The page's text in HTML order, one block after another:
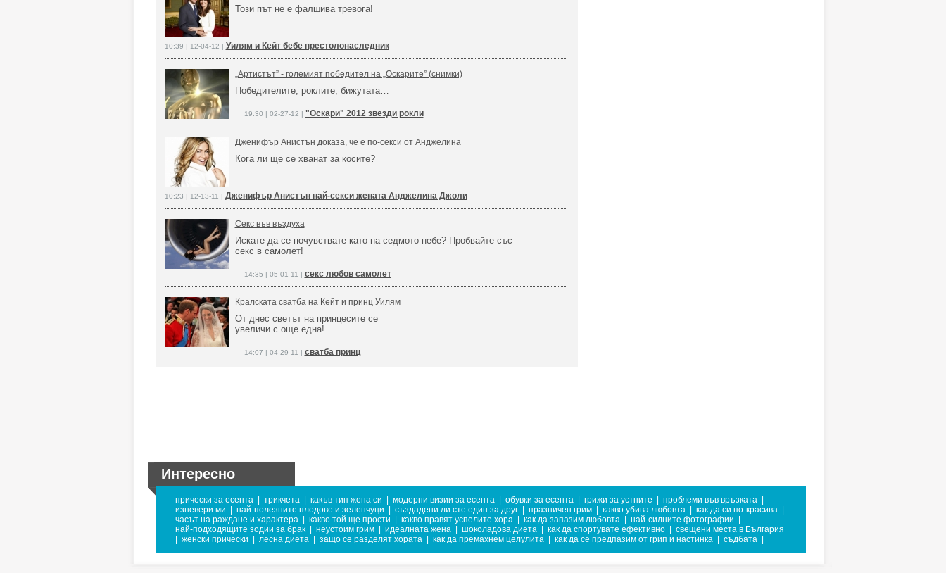
Този път не е фалшива тревога!
10:39 | 12-04-12 | Уилям и Кейт бебе престолонаследник
„Артистът” - големият победител на „Оскарите” (снимки)
Победителите, роклите, бижутата…
19:30 | 02-27-12 | "Оскари" 2012 звезди рокли
Дженифър Анистън доказа, че е по-секси от Анджелина
Кога ли ще се хванат за косите?
10:23 | 12-13-11 | Дженифър Анистън най-секси жената Анджелина Джоли
Секс във въздуха
Искате да се почувствате като на седмото небе? Пробвайте със
секс в самолет!
14:35 | 05-01-11 | секс любов самолет
Кралската сватба на Кейт и принц Уилям
От днес светът на принцесите се
увеличи с още една!
14:07 | 04-29-11 | сватба принц
Интересно
прически за есента трикчета какъв тип жена си модерни визии за есента обувки за есента грижи за устните проблеми във връзката
изневери ми
най-полезните плодове и зеленчуци създадени ли сте един за друг празничен грим какво убива любовта как да си по-красива
часът на раждане и характера
какво той ще прости какво правят успелите хора как да запазим любовта най-силните фотографии
най-подходящите зодии за брак
неустоим грим идеалната жена шоколадова диета как да спортувате ефективно
свещени места в България
женски прически лесна диета защо се разделят хората как да премахнем целулита как да се предпазим от грип и настинка съдбата